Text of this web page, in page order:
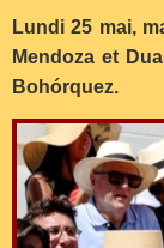
Lundi 25 mai,
Mendoza et
Bohórquez.